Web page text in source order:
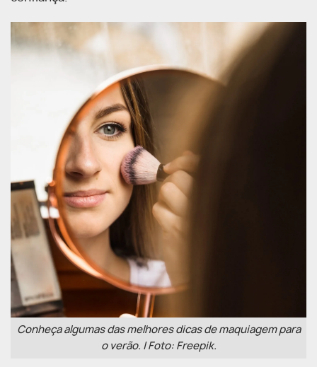
Conheça algumas das melhores dicas de maquiagem para
o verão. | Foto: Freepik.